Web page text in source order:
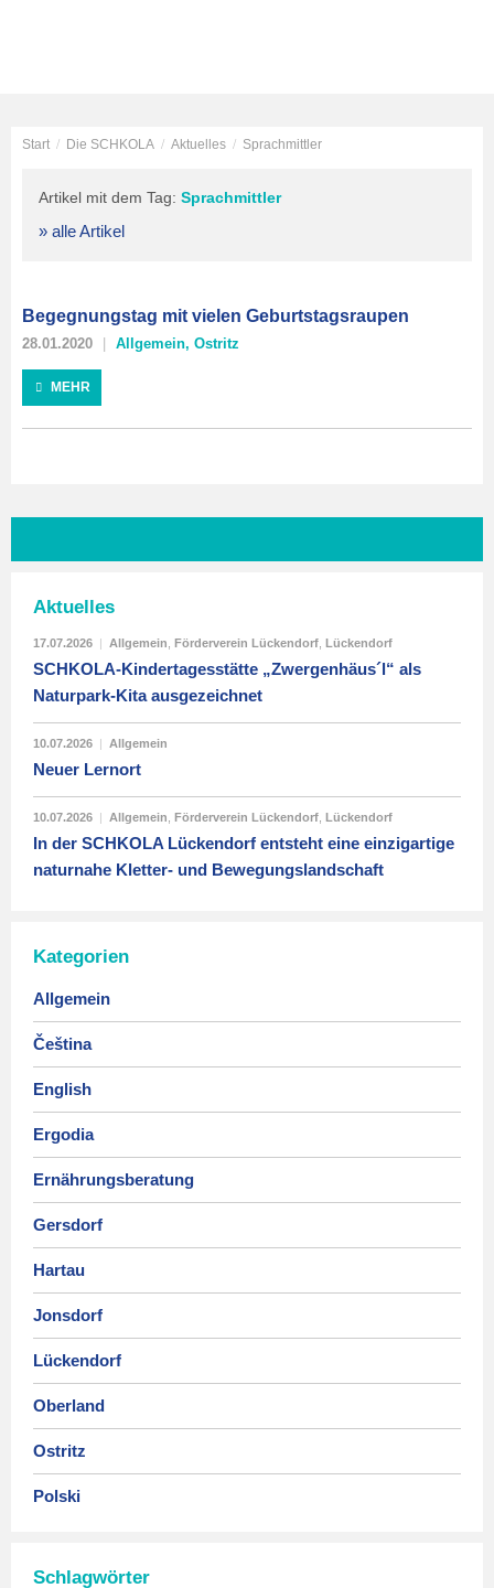
Start / Die SCHKOLA / Aktuelles / Sprachmittler
Artikel mit dem Tag: Sprachmittler
» alle Artikel
Begegnungstag mit vielen Geburtstagsraupen
28.01.2020 Allgemein, Ostritz
MEHR
Aktuelles
17.07.2026 | Allgemein Förderverein Lückendorf Lückendorf
SCHKOLA-Kindertagesstätte „Zwergenhäus´l“ als
Naturpark-Kita ausgezeichnet
10.07.2026 | Allgemein
Neuer Lernort
10.07.2026 | Allgemein Förderverein Lückendorf Lückendorf
In der SCHKOLA Lückendorf entsteht eine einzigartige
naturnahe Kletter- und Bewegungslandschaft
Kategorien
Allgemein
Čeština
English
Ergodia
Ernährungsberatung
Gersdorf
Hartau
Jonsdorf
Lückendorf
Oberland
Ostritz
Polski
Schlagwörter